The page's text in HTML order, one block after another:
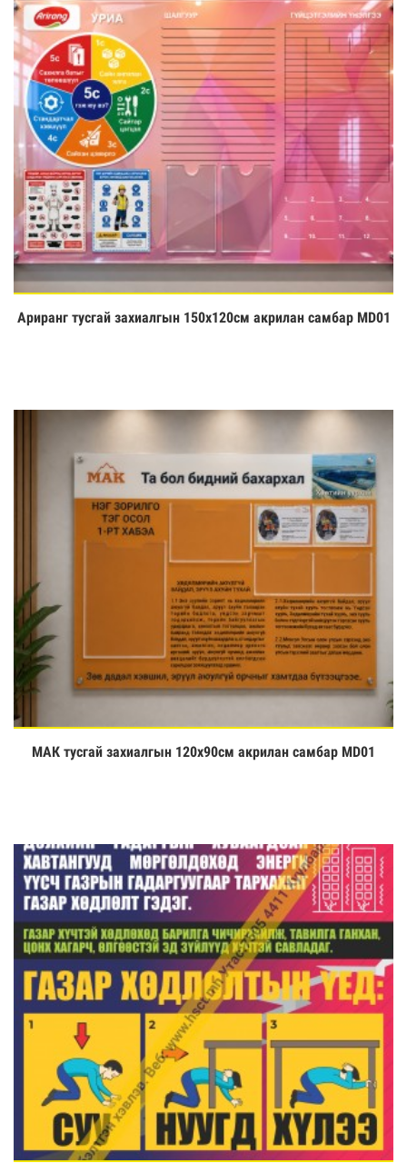
Үзэх
Ариранг тусгай захиалгын 150х120см акрилан самбар MD01
Үзэх
МАК тусгай захиалгын 120х90см акрилан самбар MD01